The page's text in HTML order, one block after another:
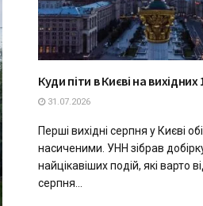
Куди піти в Києві на
31.07.2026
Перші вихідні серпня у Києві
насиченими. УНН зібрав
найцікавіших подій, які варто
серпня...